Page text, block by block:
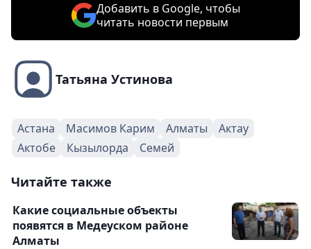
Добавить в Google, чтобы
читать новости первым
Татьяна Устинова
Астана Масимов Карим Алматы
Актау
Актобе
Кызылорда Семей
Читайте также
Какие социальные объекты
появятся в Медеуском районе
Алматы